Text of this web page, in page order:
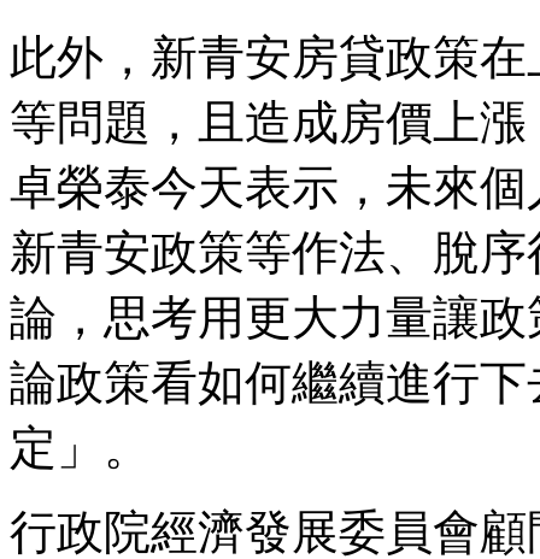
此外，新青安房貸政策
等問題，且造成房價上
卓榮泰今天表示，未來
新青安政策等作法、脫
論，思考用更大力量讓
論政策看如何繼續進行
定」。
行政院經濟發展委員會